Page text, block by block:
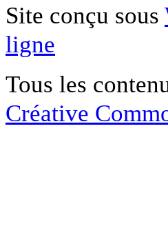
Site conçu sous
ligne
Tous les
Créative